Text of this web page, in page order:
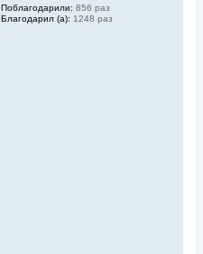
Поблагодарили: 856 раз
Благодарил (а): 1248 раз